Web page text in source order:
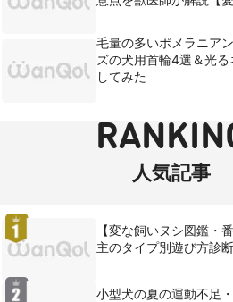
毛量の多いポメラニア
ズの犬用首輪4選＆光
してみた
人気記事
【変な飼いヌシ図鑑・
主のタイプ別遊び方診断
小型犬の夏の運動不足